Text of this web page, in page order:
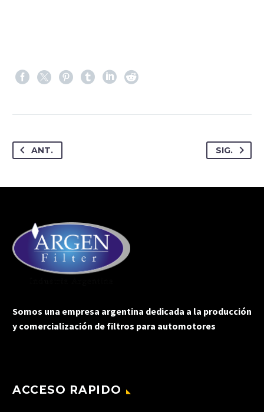
ANT. SIG.
Somos una empresa argentina dedicada a la producción
y comercialización de filtros para automotores
ACCESO RAPIDO